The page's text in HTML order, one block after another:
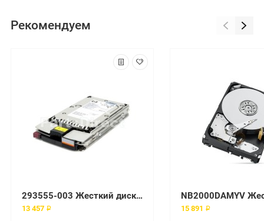
Рекомендуем
293555-003 Жесткий диск HP 146.8-GB 10K FC-AL HDD
13 457 ₽ 15 891 ₽